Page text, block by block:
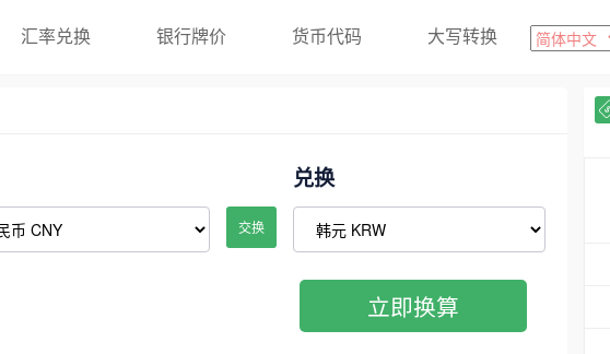
汇率兑换 银行牌价 货币代码 大写转换
交换
兑换
立即换算